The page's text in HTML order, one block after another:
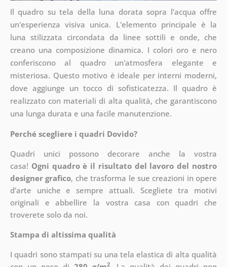
Il quadro su tela della luna dorata sopra l'acqua offre
un'esperienza visiva unica. L'elemento principale è la
luna stilizzata circondata da linee sottili e onde, che
creano una composizione dinamica. I colori oro e nero
conferiscono al quadro un'atmosfera elegante e
misteriosa. Questo motivo è ideale per interni moderni,
dove aggiunge un tocco di sofisticatezza. Il quadro è
realizzato con materiali di alta qualità, che garantiscono
una lunga durata e una facile manutenzione.
Perché scegliere i quadri Dovido?
Quadri unici possono decorare anche la vostra
casa! Ogni quadro è il risultato del lavoro del nostro
designer grafico, chetrasforma le sue creazioni in opere
d'arte uniche e sempre attuali. Scegliete tra motivi
originali e abbellire la vostra casa con quadri che
troverete solo da noi.
Stampa di altissima qualità
I quadri sono stampati su una tela elastica di alta qualità
2